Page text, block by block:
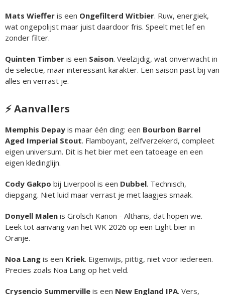
Mats Wieffer is een Ongefilterd Witbier. Ruw, energiek,
wat ongepolijst maar juist daardoor fris. Speelt met lef en
zonder filter.
Quinten Timber is een Saison. Veelzijdig, wat onverwacht in
de selectie, maar interessant karakter. Een saison past bij van
alles en verrast je.
⚡ Aanvallers
Memphis Depay is maar één ding: een Bourbon Barrel
Aged Imperial Stout. Flamboyant, zelfverzekerd, compleet
eigen universum. Dit is het bier met een tatoeage en een
eigen kledinglijn.
Cody Gakpo bij Liverpool is een Dubbel. Technisch,
diepgang. Niet luid maar verrast je met laagjes smaak.
Donyell Malen is Grolsch Kanon - Althans, dat hopen we.
Leek tot aanvang van het WK 2026 op een Light bier in
Oranje.
Noa Lang is een Kriek. Eigenwijs, pittig, niet voor iedereen.
Precies zoals Noa Lang op het veld.
Crysencio Summerville is een New England IPA. Vers,